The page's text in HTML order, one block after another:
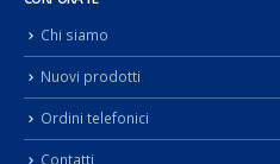
Chi siamo
Nuovi prodotti
Ordini telefonici
Contatti